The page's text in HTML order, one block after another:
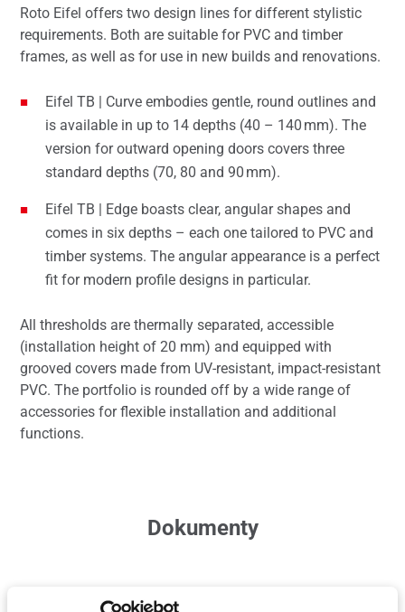
Roto Eifel offers two design lines for different stylistic
requirements. Both are suitable for PVC and timber
frames, as well as for use in new builds and renovations.
Eifel TB | Curve embodies gentle, round outlines and
is available in up to 14 depths (40 – 140 mm). The
version for outward opening doors covers three
standard depths (70, 80 and 90 mm).
Eifel TB | Edge boasts clear, angular shapes and
comes in six depths – each one tailored to PVC and
timber systems. The angular appearance is a perfect
fit for modern profile designs in particular.
All thresholds are thermally separated, accessible
(installation height of 20 mm) and equipped with
grooved covers made from UV-resistant, impact-resistant
PVC. The portfolio is rounded off by a wide range of
accessories for flexible installation and additional
functions.
Dokumenty
Instrukcje montażu, filmy montażowe,